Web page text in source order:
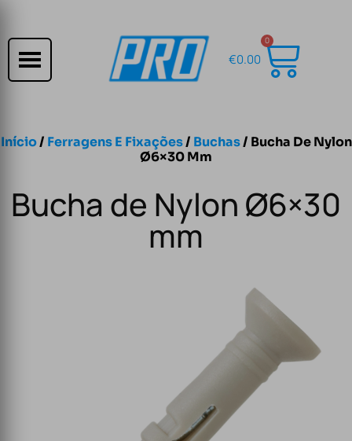
€0.00
0
Início/ Ferragens E Fixações/ Buchas/ Bucha De Nylon
Ø6×30 Mm
Bucha de Nylon Ø6×30
mm